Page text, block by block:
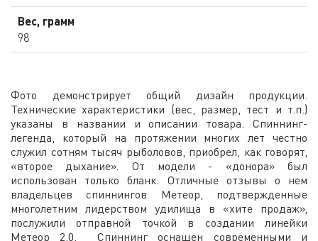
Вес, грамм
98
Фото демонстрирует общий дизайн продукции.
Технические характеристики (вес, размер, тест и т.п.)
указаны в названии и описании товара. Спиннинг-
легенда, который на протяжении многих лет честно
служил сотням тысяч рыболовов, приобрел, как говорят,
«второе дыхание». От модели - «донора» был
использован только бланк. Отличные отзывы о нем
владельцев спиннингов Метеор, подтвержденные
многолетним лидерством удилища в «хите продаж»,
послужили отправной точкой в создании линейки
Метеор 2.0. Спиннинг оснащен современными и